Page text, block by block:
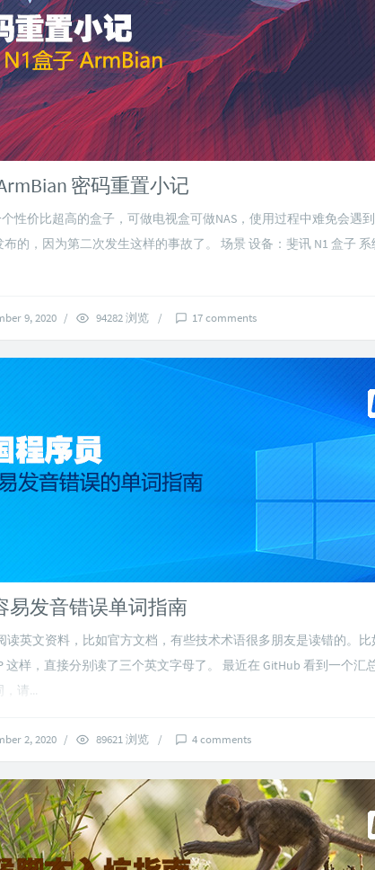
密码重置小记
性价比超高的盒子，可做电视盒可做NAS，使用过程中难免会遇
的，因为第二次发生这样的事故了。 场景 设备：斐讯 N1 盒子 系
9, 2020 / 94282 浏览 / 17 comments
易发音错误单词指南
读英文资料，比如官方文档，有些技术术语很多朋友是读错的。比
这样，直接分别读了三个英文字母了。 最近在 GitHub 看到一个汇
请...
2, 2020 / 89621 浏览 / 4 comments